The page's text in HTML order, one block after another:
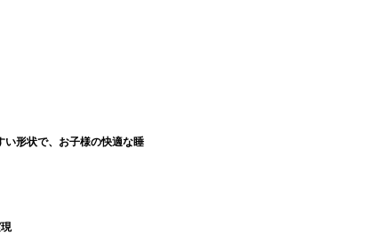
形状で、お子様の快適な睡